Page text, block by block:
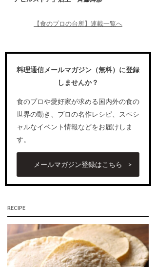
【食のプロの台所】連載一覧へ
料理通信メールマガジン（無料）に登録
しませんか？
食のプロや愛好家が求める国内外の食の
世界の動き、プロの名作レシピ、スペシ
ャルなイベント情報などをお届けしま
す。
メールマガジン登録はこちら
RECIPE